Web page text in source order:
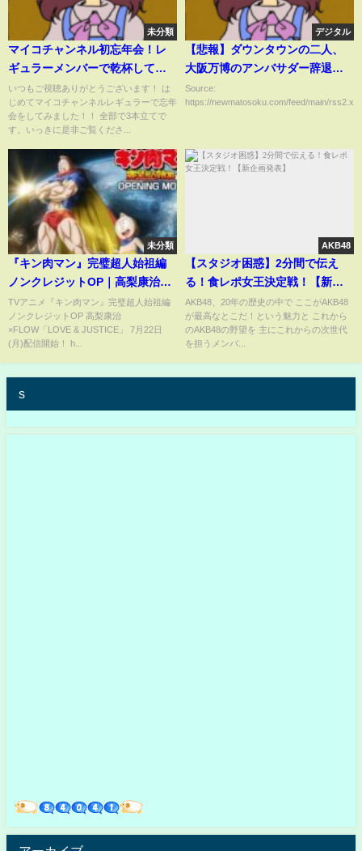
未分類
マイコチャンネル初忘年会！レ
ギュラーメンバーで乾杯してみ
た！
いつもご視聴ありがとうございます！ は
じめてマイコチャンネルレギュラーで忘年
会をしてみました！！ 全部で3本立てで
す。いっきに是非ご覧くださ...
デジタル
【悲報】ダウンタウンの二人、
大阪万博のアンバサダー辞退
吉本興業発表
Source:
https://newmatosoku.com/feed/main/
未分類
『キン肉マン』完璧超人始祖編
ノンクレジットOP｜高梨康治
×FLOW「LOVE & JUSTICE」
TVアニメ『キン肉マン』完璧超人始祖編
ノンクレジットOP 高梨康治
×FLOW「LOVE & JUSTICE」 7月22日
(月)配信開始！ h...
AKB48
【スタジオ困惑】2分間で伝え
る！食レポ女王決定戦！【新企
画発表】
AKB48、20年の歴史の中で ここがAKB48
が最高なとこだ！という魅力と これから
のAKB48の野望を 主にこれからの次世代
を担うメンバ...
s